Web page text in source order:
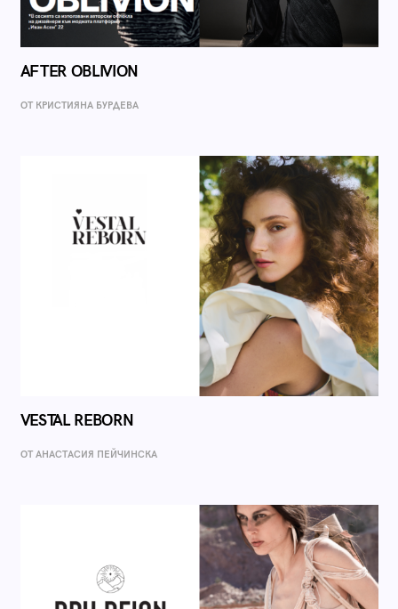
AFTER OBLIVION
ОТ КРИСТИЯНА БУРДЕВА
VESTAL REBORN
ОТ AНАСТАСИЯ ПЕЙЧИНСКА